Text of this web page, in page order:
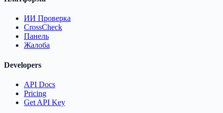
ИИ Проверка
CrossCheck
Панель
Жалоба
Developers
API Docs
Pricing
Get API Key